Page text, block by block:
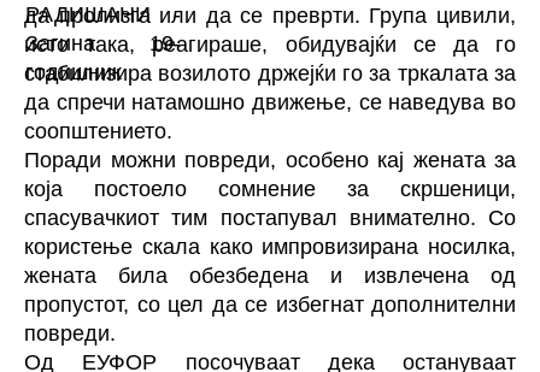
да пролизга или да се преврти. Група цивили,
исто така, реагираше, обидувајќи се да го
стабилизира возилото држејќи го за тркалата за
да спречи натамошно движење, се наведува во
соопштението.
Поради можни повреди, особено кај жената за
која постоело сомнение за скршеници,
спасувачкиот тим постапувал внимателно. Со
користење скала како импровизирана носилка,
жената била обезбедена и извлечена од
пропустот, со цел да се избегнат дополнителни
повреди.
Од ЕУФОР посочуваат дека остануваат